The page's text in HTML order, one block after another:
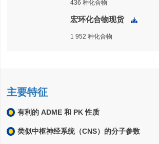
436 种化合物
宏环化合物现货 下载
1 952 种化合物
主要特征
有利的 ADME 和 PK 性质
类似中枢神经系统（CNS）的分子参数